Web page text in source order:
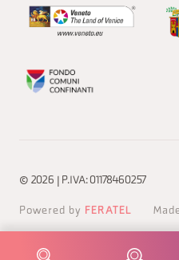
© 2026 | P.IVA: 01178460257
Powered by FERATEL